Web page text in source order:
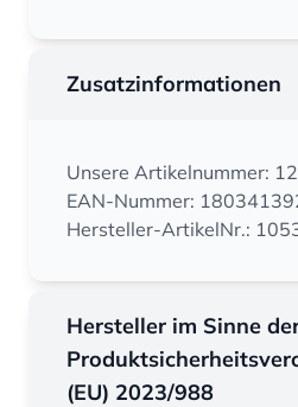
Zusatzinformationen
Unsere Artikelnummer:
EAN-Nummer:
Hersteller-ArtikelNr.:
Hersteller im Sinne
(EU) 2023/988